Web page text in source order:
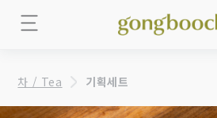
차 / Tea 기획세트